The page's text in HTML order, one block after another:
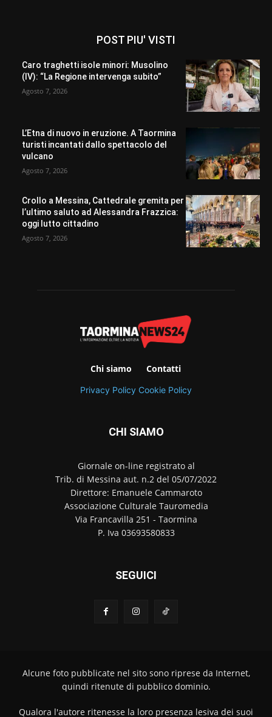
POST PIU' VISTI
Caro traghetti isole minori: Musolino
(IV): “La Regione intervenga subito”
Agosto 7, 2026
L’Etna di nuovo in eruzione. A Taormina
turisti incantati dallo spettacolo del
vulcano
Agosto 7, 2026
Crollo a Messina, Cattedrale gremita per
l’ultimo saluto ad Alessandra Frazzica:
oggi lutto cittadino
Agosto 7, 2026
Chi siamo Contatti
Privacy Policy Cookie Policy
CHI SIAMO
Giornale on-line registrato al
Trib. di Messina aut. n.2 del 05/07/2022
Direttore: Emanuele Cammaroto
Associazione Culturale Tauromedia
Via Francavilla 251 - Taormina
P. Iva 03693580833
SEGUICI
Alcune foto pubblicate nel sito sono riprese da Internet,
quindi ritenute di pubblico dominio.
Qualora l'autore ritenesse la loro presenza lesiva dei suoi